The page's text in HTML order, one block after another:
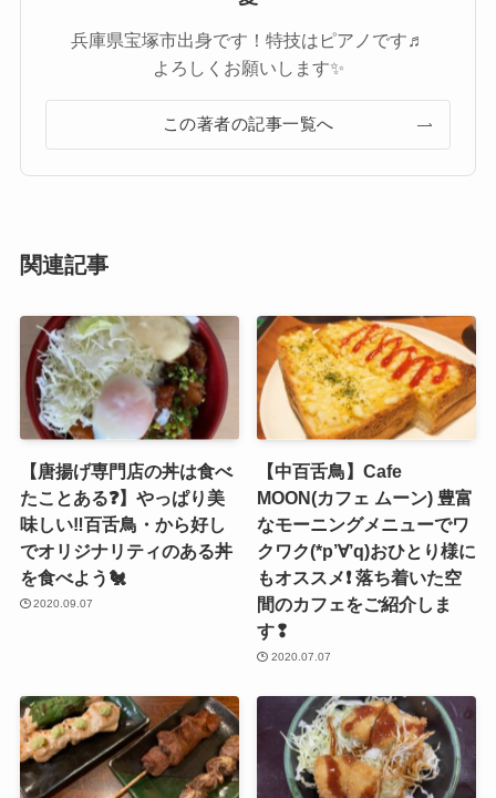
兵庫県宝塚市出身です！特技はピアノです♬
よろしくお願いします✨
この著者の記事一覧へ
関連記事
【唐揚げ専門店の丼は食べ
たことある❓】やっぱり美
味しい‼️百舌鳥・から好し
でオリジナリティのある丼
を食べよう🐔
2020.09.07
【中百舌鳥】Cafe
MOON(カフェ ムーン) 豊富
なモーニングメニューでワ
クワク(*p’∀’q)おひとり様に
もオススメ❗️ 落ち着いた空
間のカフェをご紹介しま
す❢
2020.07.07